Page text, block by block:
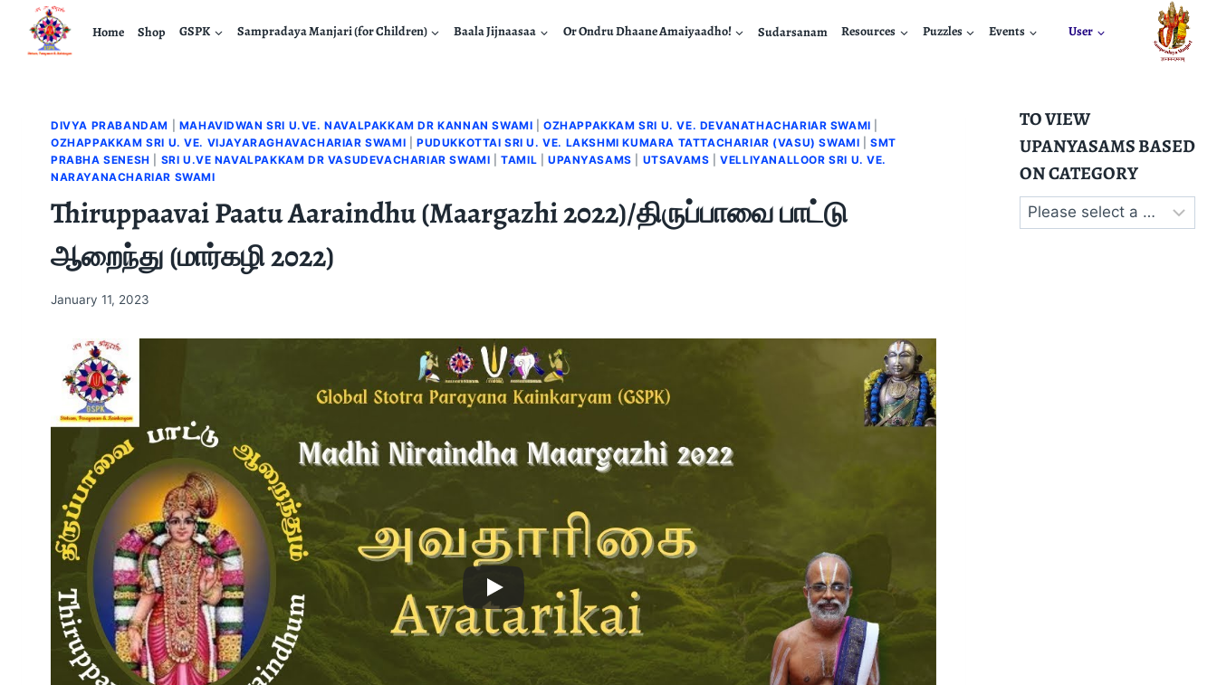
Home Shop GSPK Sampradaya Manjari (for Children) Baala Jijnaasaa Or Ondru Dhaane Amaiyaadho! Sudarsanam Resources Puzzles Events User
DIVYA PRABANDAM MAHAVIDWAN SRI U.VE. NAVALPAKKAM DR KANNAN SWAMI |OZHAPPAKKAM SRI U. VE. DEVANATHACHARIAR SWAMI
OZHAPPAKKAM SRI U. VE. VIJAYARAGHAVACHARIAR SWAMI
PUDUKKOTTAI SRI U. VE. LAKSHMI KUMARA TATTACHARIAR (VASU) SWAMI |SMT
PRABHA SENESH
SRI U.VE NAVALPAKKAM DR VASUDEVACHARIAR SWAMI |TAMIL UPANYASAMS UTSAVAMS |VELLIYANALLOOR SRI U. VE.
NARAYANACHARIAR SWAMI
Thiruppaavai Paatu Aaraindhu (Maargazhi 2022)/திருப்பாவை பாட்டு
ஆறைந்து (மார்கழி 2022)
January 11, 2023
TO VIEW
UPANYASAMS BASED
ON CATEGORY